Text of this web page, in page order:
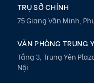
TRỤ SỞ CHÍNH
75 Giang Văn Minh,
VĂN PHÒNG TRUNG
Tầng 3, Trung Yên
Nội